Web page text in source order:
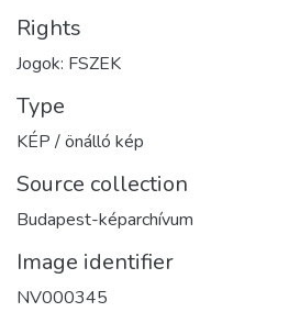
Rights
Jogok: FSZEK
Type
KÉP / önálló kép
Source collection
Budapest-képarchívum
Image identifier
NV000345